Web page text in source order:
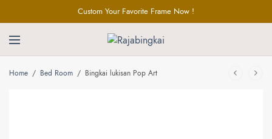
Custom Your Favorite Frame Now !
Home / Bed Room / Bingkai lukisan Pop Art